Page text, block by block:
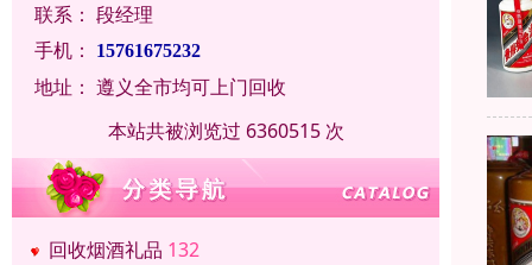
联系： 段经理
手机：
15761675232
地址： 遵义全市均可上门回收
本站共被浏览过 6360515 次
回收烟酒礼品 132